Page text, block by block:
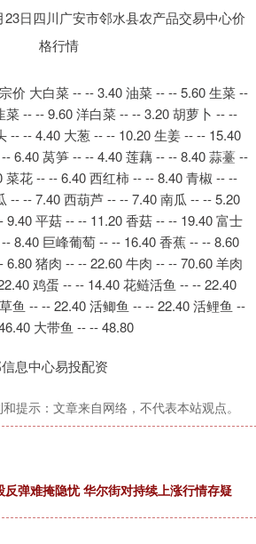
价 大白菜 -- -- 3.40 油菜 -- -- 5.60 生菜 --
菜 -- -- 9.60 洋白菜 -- -- 3.20 胡萝卜 -- --
-- -- 4.40 大葱 -- -- 10.20 生姜 -- -- 15.40
6.40 莴笋 -- -- 4.40 莲藕 -- -- 8.40 蒜薹 --
菜花 -- -- 6.40 西红柿 -- -- 8.40 青椒 -- --
-- -- 7.40 西葫芦 -- -- 7.40 南瓜 -- -- 5.20
9.40 平菇 -- -- 11.20 香菇 -- -- 19.40 富士
8.40 巨峰葡萄 -- -- 16.40 香蕉 -- -- 8.60
猪肉 -- -- 22.60 牛肉 -- -- 70.60 羊肉
鸡蛋 -- -- 14.40 花鲢活鱼 -- -- 22.40
鱼 -- -- 22.40 活鲫鱼 -- -- 22.40 活鲤鱼 --
大带鱼 -- -- 48.80
息中心易投配资
提示：文章来自网络，不代表本站观点。
反弹难掩隐忧 华尔街对持续上涨行情存疑